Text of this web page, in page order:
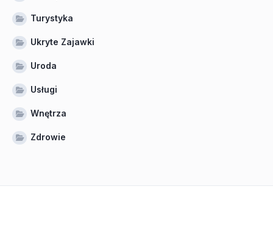
Turystyka
Ukryte Zajawki
Uroda
Usługi
Wnętrza
Zdrowie